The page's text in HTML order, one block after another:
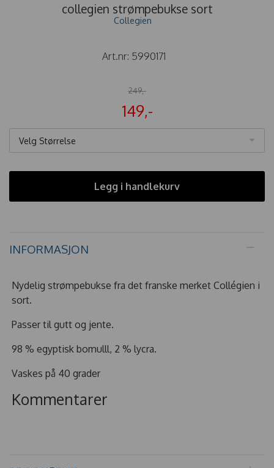
collegien strømpebukse sort
Collegien
Art.nr: 5990171
249,-
149,-
Velg Størrelse
Legg i handlekurv
INFORMASJON
Nydelig strømpebukse fra det franske merket Collégien i
sort.
Passer til gutt og jente.
98 % egyptisk bomulll, 2 % lycra.
Vaskes på 40 grader
Kommentarer